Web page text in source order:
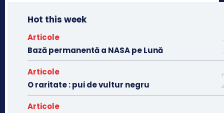
Hot this week
Articole
Bază permanentă a NASA pe Lună
Articole
O raritate : pui de vultur negru
Articole